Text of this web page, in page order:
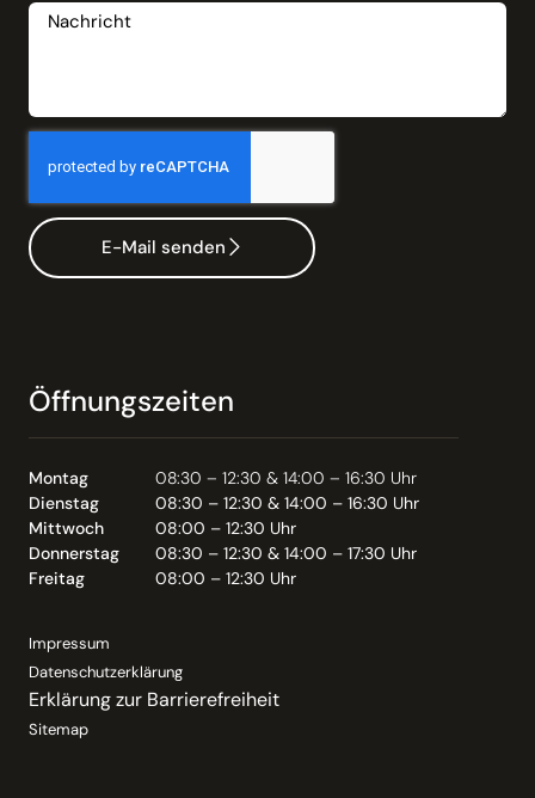
E-Mail senden
Öffnungszeiten
Montag
08:30 – 12:30 & 14:00 – 16:30 Uhr
Dienstag
08:30 – 12:30 & 14:00 – 16:30 Uhr
Mittwoch
08:00 – 12:30 Uhr
Donnerstag
08:30 – 12:30 & 14:00 – 17:30 Uhr
Freitag
08:00 – 12:30 Uhr
Impressum
Datenschutzerklärung
Erklärung zur Barrierefreiheit
Sitemap